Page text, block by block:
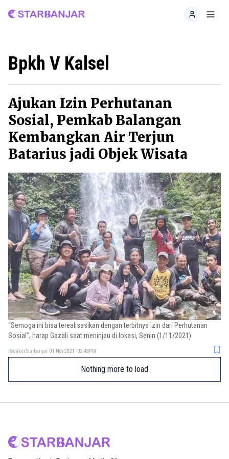
Home
Bpkh V Kalsel
Ajukan Izin Perhutanan
Sosial, Pemkab Balangan
Kembangkan Air Terjun
Batarius jadi Objek Wisata
“Semoga ini bisa terealisasikan dengan terbitnya izin dari Perhutanan
Sosial”, harap Gazali saat meninjau di lokasi, Senin (1/11/2021).
Redaksi Starbanjar 01 Nov 2021 - 02:43PM
Nothing more to load